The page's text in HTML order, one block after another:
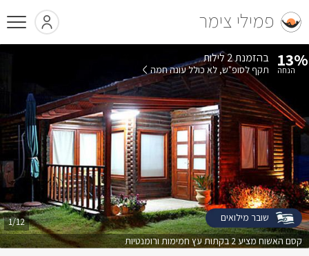
פמילי צימר
קסם האשוח מציע 2 בקתות עץ חמימות ורומנטיות
1/12
13% בהזמנת 2 לילות
תקף לסופ"ש לא כולל עונה חמה
שובר מילואים